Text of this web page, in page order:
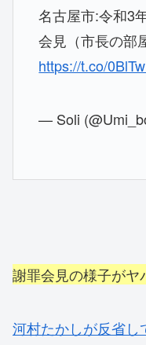
名古屋市:令和3
会見（市長の部
https://t.co/
— Soli
謝罪会見の様子がヤ
河村たかしが反省し